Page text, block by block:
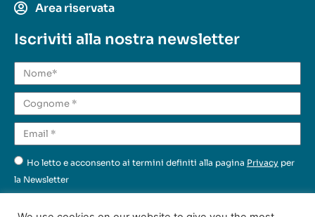
Area riservata
Iscriviti alla nostra newsletter
Ho letto e acconsento ai termini definiti alla pagina Privacy per
la Newsletter